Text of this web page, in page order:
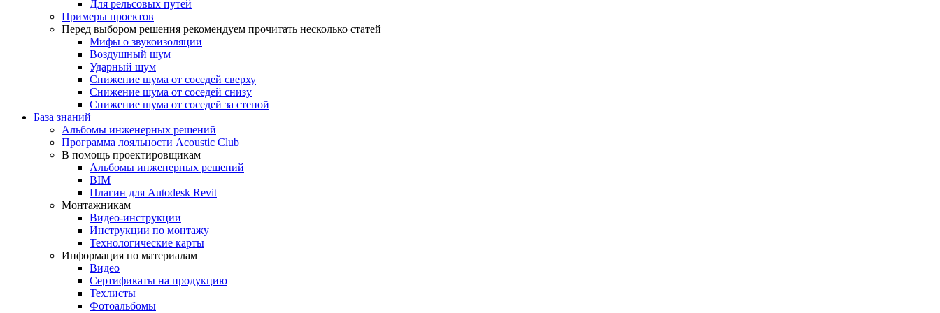
Для рельсовых путей
Примеры проектов
Перед выбором решения рекомендуем прочитать несколько статей
Мифы о звукоизоляции
Воздушный шум
Ударный шум
Снижение шума от соседей сверху
Снижение шума от соседей снизу
Снижение шума от соседей за стеной
База знаний
Альбомы инженерных решений
Программа лояльности Acoustic Club
В помощь проектировщикам
Альбомы инженерных решений
BIM
Плагин для Autodesk Revit
Монтажникам
Видео-инструкции
Инструкции по монтажу
Технологические карты
Информация по материалам
Видео
Сертификаты на продукцию
Техлисты
Фотоальбомы